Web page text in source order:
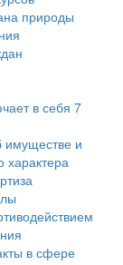
природы
в себя 7
имуществе и
характера
в сфере